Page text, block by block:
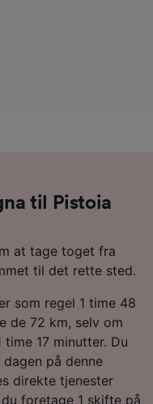
til Pistoia
at tage toget fra
til det rette sted.
som regel 1 time 48
de 72 km, selv om
17 minutter. Du
på denne
direkte tjenester
foretage 1 skifte på